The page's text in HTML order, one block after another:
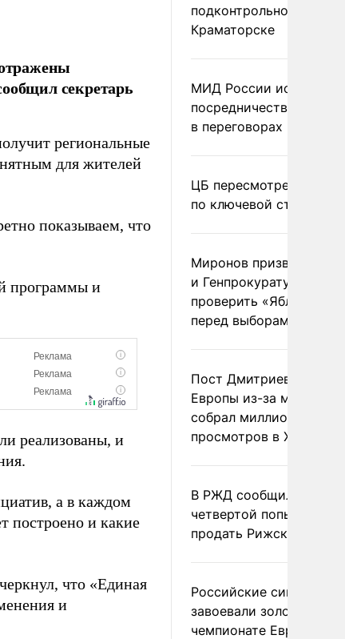
секретарь
региональные
для жителей
показываем, что
программы и
реализованы, и
а в каждом
построено и какие
что «Единая
и
подконтрольном Киеву
Краматорске
МИД России исключил
посредничество
в переговорах по
ЦБ пересмотрел
по ключевой ставке
Миронов призвал
и Генпрокуратуру
проверить «Яблоко»
перед выборами
Пост Дмитриева о
Европы из-за
собрал миллион
просмотров в X
В РЖД сообщили о
четвертой попытке
продать Рижский
Российские
завоевали золото на
чемпионате Европы